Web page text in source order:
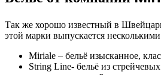
Так же хорошо известный в
этой марки выпускается
Miriale – бельё изысканное,
String Line- бельё из